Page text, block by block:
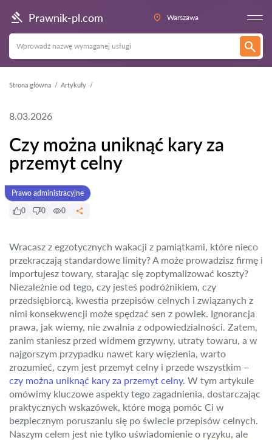
Prawnik-pl.com Warszawa
Strona główna Artykuły
8.03.2026
Czy można uniknąć kary za
przemyt celny
Prawo administracyjne
0
0 0
Wracasz z egzotycznych wakacji z pamiątkami, które nieco
przekraczają standardowe limity? A może prowadzisz firmę i
importujesz towary, starając się zoptymalizować koszty?
Niezależnie od tego, czy jesteś podróżnikiem, czy
przedsiębiorcą, kwestia przepisów celnych i związanych z
nimi konsekwencji może spędzać sen z powiek. Ignorancja
prawa, jak wiemy, nie zwalnia z odpowiedzialności. Zatem,
zanim staniesz przed widmem grzywny, utraty towaru, a w
najgorszym przypadku nawet kary więzienia, warto
zrozumieć, czym jest przemyt celny i przede wszystkim –
czy można uniknąć kary za przemyt celny. W tym artykule
omówimy kluczowe aspekty tego zagadnienia, dostarczając
praktycznych wskazówek, które mogą pomóc Ci w
bezpiecznym poruszaniu się po świecie przepisów celnych.
Naszym celem jest nie tylko uświadomienie o ryzyku, ale